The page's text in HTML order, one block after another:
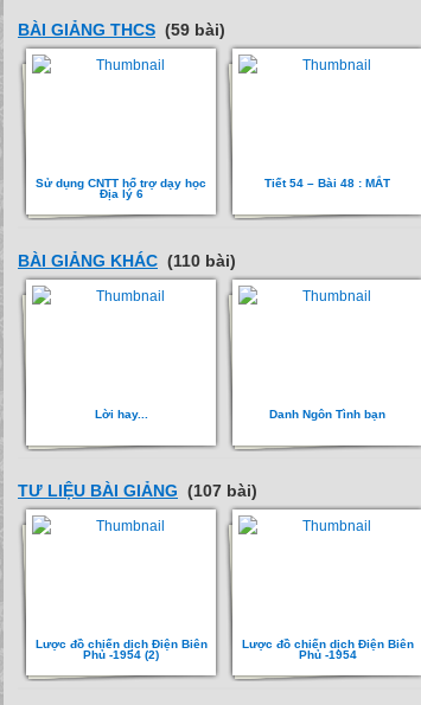
BÀI GIẢNG THCS (59 bài)
Sử dụng CNTT hổ trợ dạy học
Địa lý 6
Tiết 54 – Bài 48 : MẮT
BÀI GIẢNG KHÁC (110 bài)
Lời hay... Danh Ngôn Tình bạn
TƯ LIỆU BÀI GIẢNG (107 bài)
Lược đồ chiến dịch Điện Biên
Phủ -1954 (2)
Lược đồ chiến dịch Điện Biên
Phủ -1954